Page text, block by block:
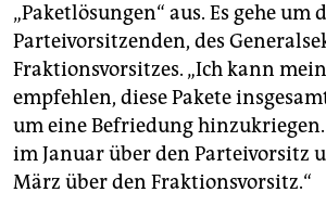
„Paketlösungen“ aus. Es gehe um
Parteivorsitzenden, des
Fraktionsvorsitzes. „Ich kann
empfehlen, diese Pakete
um eine Befriedung
im Januar über den Parteivorsitz
März über den Fraktionsvorsitz.“